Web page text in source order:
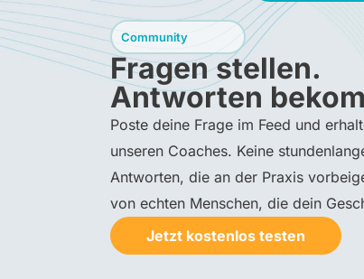
Community
Fragen stellen.
Antworten
Poste deine Frage im Feed und
unseren Coaches. Keine
Antworten, die an der Praxis
von echten Menschen, die dein
Jetzt kostenlos testen